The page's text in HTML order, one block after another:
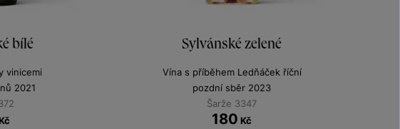
bílé
vinicemi
2021
Kč
Sylvánské zelené
Vína s příběhem Ledňáček říční
pozdní sběr 2023
Šarže 3347
180 Kč